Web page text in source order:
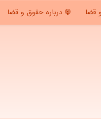
قضا درباره حقوق و قضا